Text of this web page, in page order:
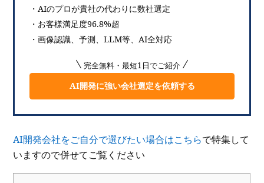
・AIのプロが貴社の代わりに数社選定
・お客様満足度96.8%超
・画像認識、予測、LLM等、AI全対応
完全無料・最短1日でご紹介
AI開発に強い会社選定を依頼する
AI開発会社をご自分で選びたい場合はこちらで特集して
いますので併せてご覧ください